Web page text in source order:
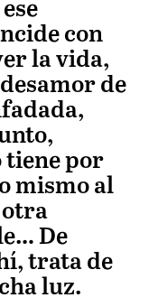
con
la vida,
de
tiene por
mismo al
otra
De
trata de
luz.